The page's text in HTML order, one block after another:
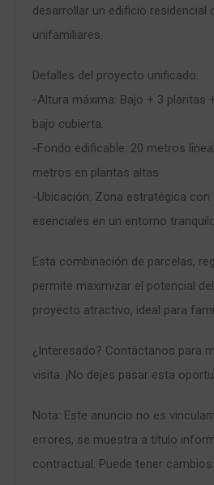
desarrollar un edificio residencial
unifamiliares.
Detalles del proyecto unificado:
-Altura máxima: Bajo + 3 plantas
bajo cubierta.
-Fondo edificable: 20 metros
metros en plantas altas.
-Ubicación: Zona estratégica
esenciales en un entorno
Esta combinación de parcelas,
permite maximizar el potencial
proyecto atractivo, ideal para
¿Interesado? Contáctanos para
visita. ¡No dejes pasar esta
Nota: Este anuncio no es
errores, se muestra a título
contractual. Puede tener